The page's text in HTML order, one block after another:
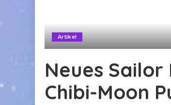
Artikel
Neues
Chibi-Moon